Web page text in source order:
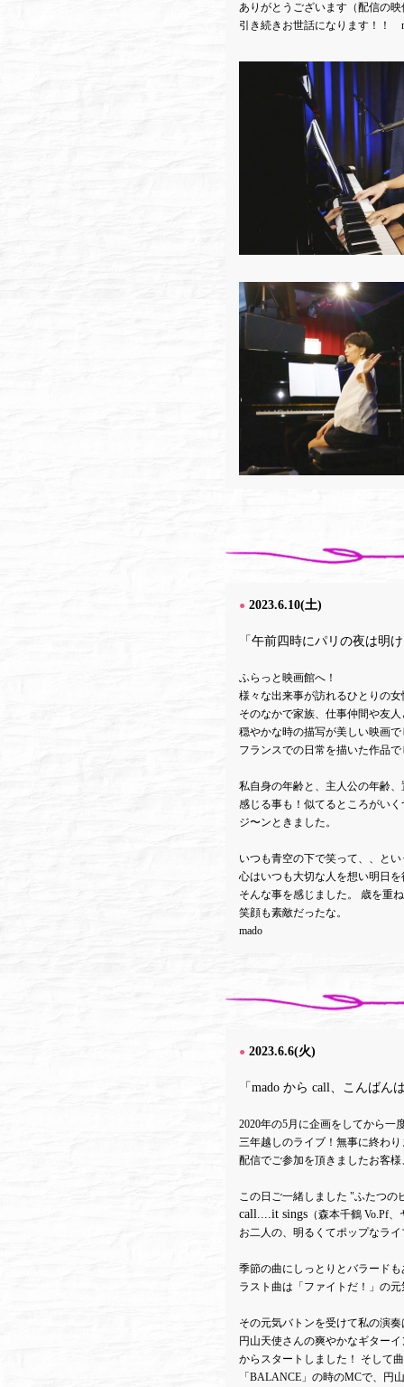
ありがとうございます（配信の
引き続きお世話になります！！
● 2023.6.10(土)
「午前四時にパリの夜は明
ふらっと映画館へ！
様々な出来事が訪れるひとりの
そのなかで家族、仕事仲間や友
穏やかな時の描写が美しい映画
フランスでの日常を描いた作品で
私自身の年齢と、主人公の年齢
感じる事も！似てるところがい
ジ〜ンときました。
いつも青空の下で笑って、、と
心はいつも大切な人を想い明日
そんな事を感じました。 歳を重
笑顔も素敵だったな。
mado
● 2023.6.6(火)
「mado から call、こんばん
2020年の5月に企画をしてから一
三年越しのライブ！無事に終わ
配信でご参加を頂きましたお客
この日ご一緒しました "ふたつ
call....it sings （森本千鶴 Vo.Pf
お二人の、明るくてポップなラ
季節の曲にしっとりとバラード
ラスト曲は「ファイトだ！」の
その元気バトンを受けて私の演奏
円山天使さんの爽やかなギター
からスタートしました！ そして
「BALANCE」の時のMCで、円